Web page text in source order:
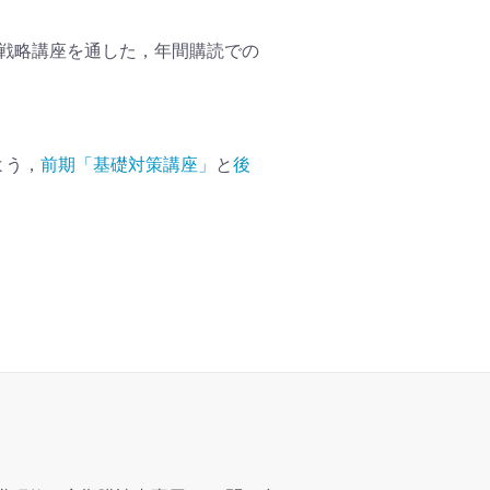
略講座を通した，年間購読での
， 前期「基礎対策講座」 と後